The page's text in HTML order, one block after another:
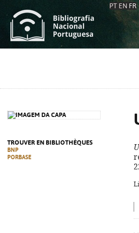
PT EN FR
TROUVER EN BIBLIOTHÈQUES
BNP
PORBASE